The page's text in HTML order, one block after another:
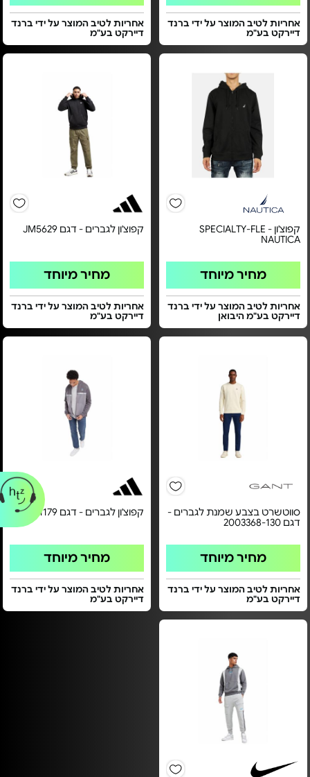
אחריות לטיב המוצר על ידי ברנד
דיירקט בע"מ
אחריות לטיב המוצר על ידי ברנד
דיירקט בע"מ
קפוצ'ון SPECIALTY-FLE -
NAUTICA
מחיר מיוחד
אחריות לטיב המוצר על ידי ברנד
דיירקט בע"מ היבואן
קפוצ'ון לגברים - דגם JM5629
מחיר מיוחד
אחריות לטיב המוצר על ידי ברנד
דיירקט בע"מ
סווטשרט בצבע שמנת לגברים -
דגם 2003368-130
מחיר מיוחד
אחריות לטיב המוצר על ידי ברנד
דיירקט בע"מ
קפוצ'ון לגברים - דגם JM1179
מחיר מיוחד
אחריות לטיב המוצר על ידי ברנד
דיירקט בע"מ